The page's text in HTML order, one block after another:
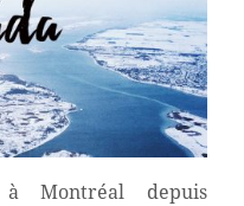
à Montréal depuis